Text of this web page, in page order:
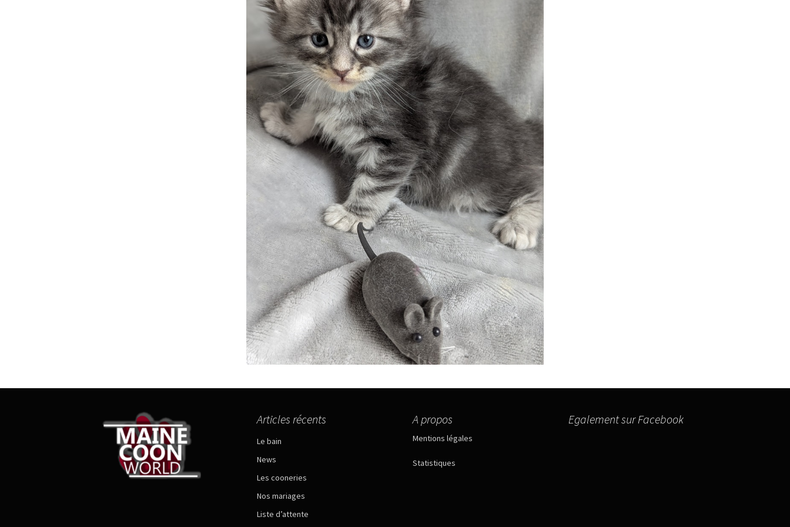
Articles récents
Le bain
News
Les cooneries
Nos mariages
Liste d’attente
A propos
Mentions légales
Statistiques
Egalement sur Facebook